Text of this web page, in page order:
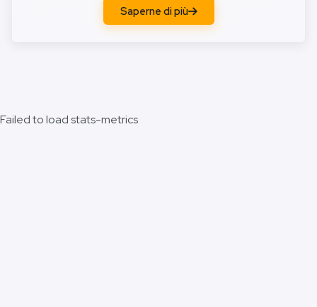
Saperne di più
Failed to load stats-metrics